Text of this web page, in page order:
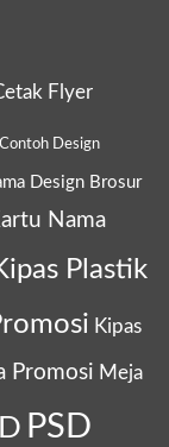
Flyer
Contoh Design
Design Brosur
Nama
Plastik
Kipas
Promosi Meja
PSD